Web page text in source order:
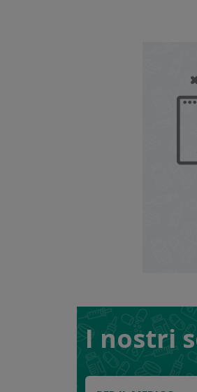
I nostri